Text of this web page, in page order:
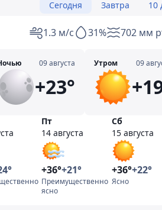
Сегодня Завтра 10
1.3 м/с 31% 702 мм
09 августа
+23°
Утром 09
Пт
14 августа
+36°+21°
Преимущественно
ясно
Сб
15 августа
+36°+22°
Ясно